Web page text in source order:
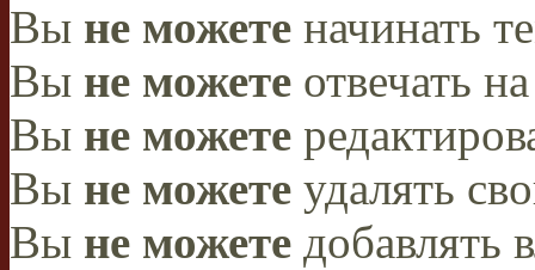
Вы не можете начинать
Вы не можете отвечать
Вы не можете
Вы не можете удалять
Вы не можете добавлять